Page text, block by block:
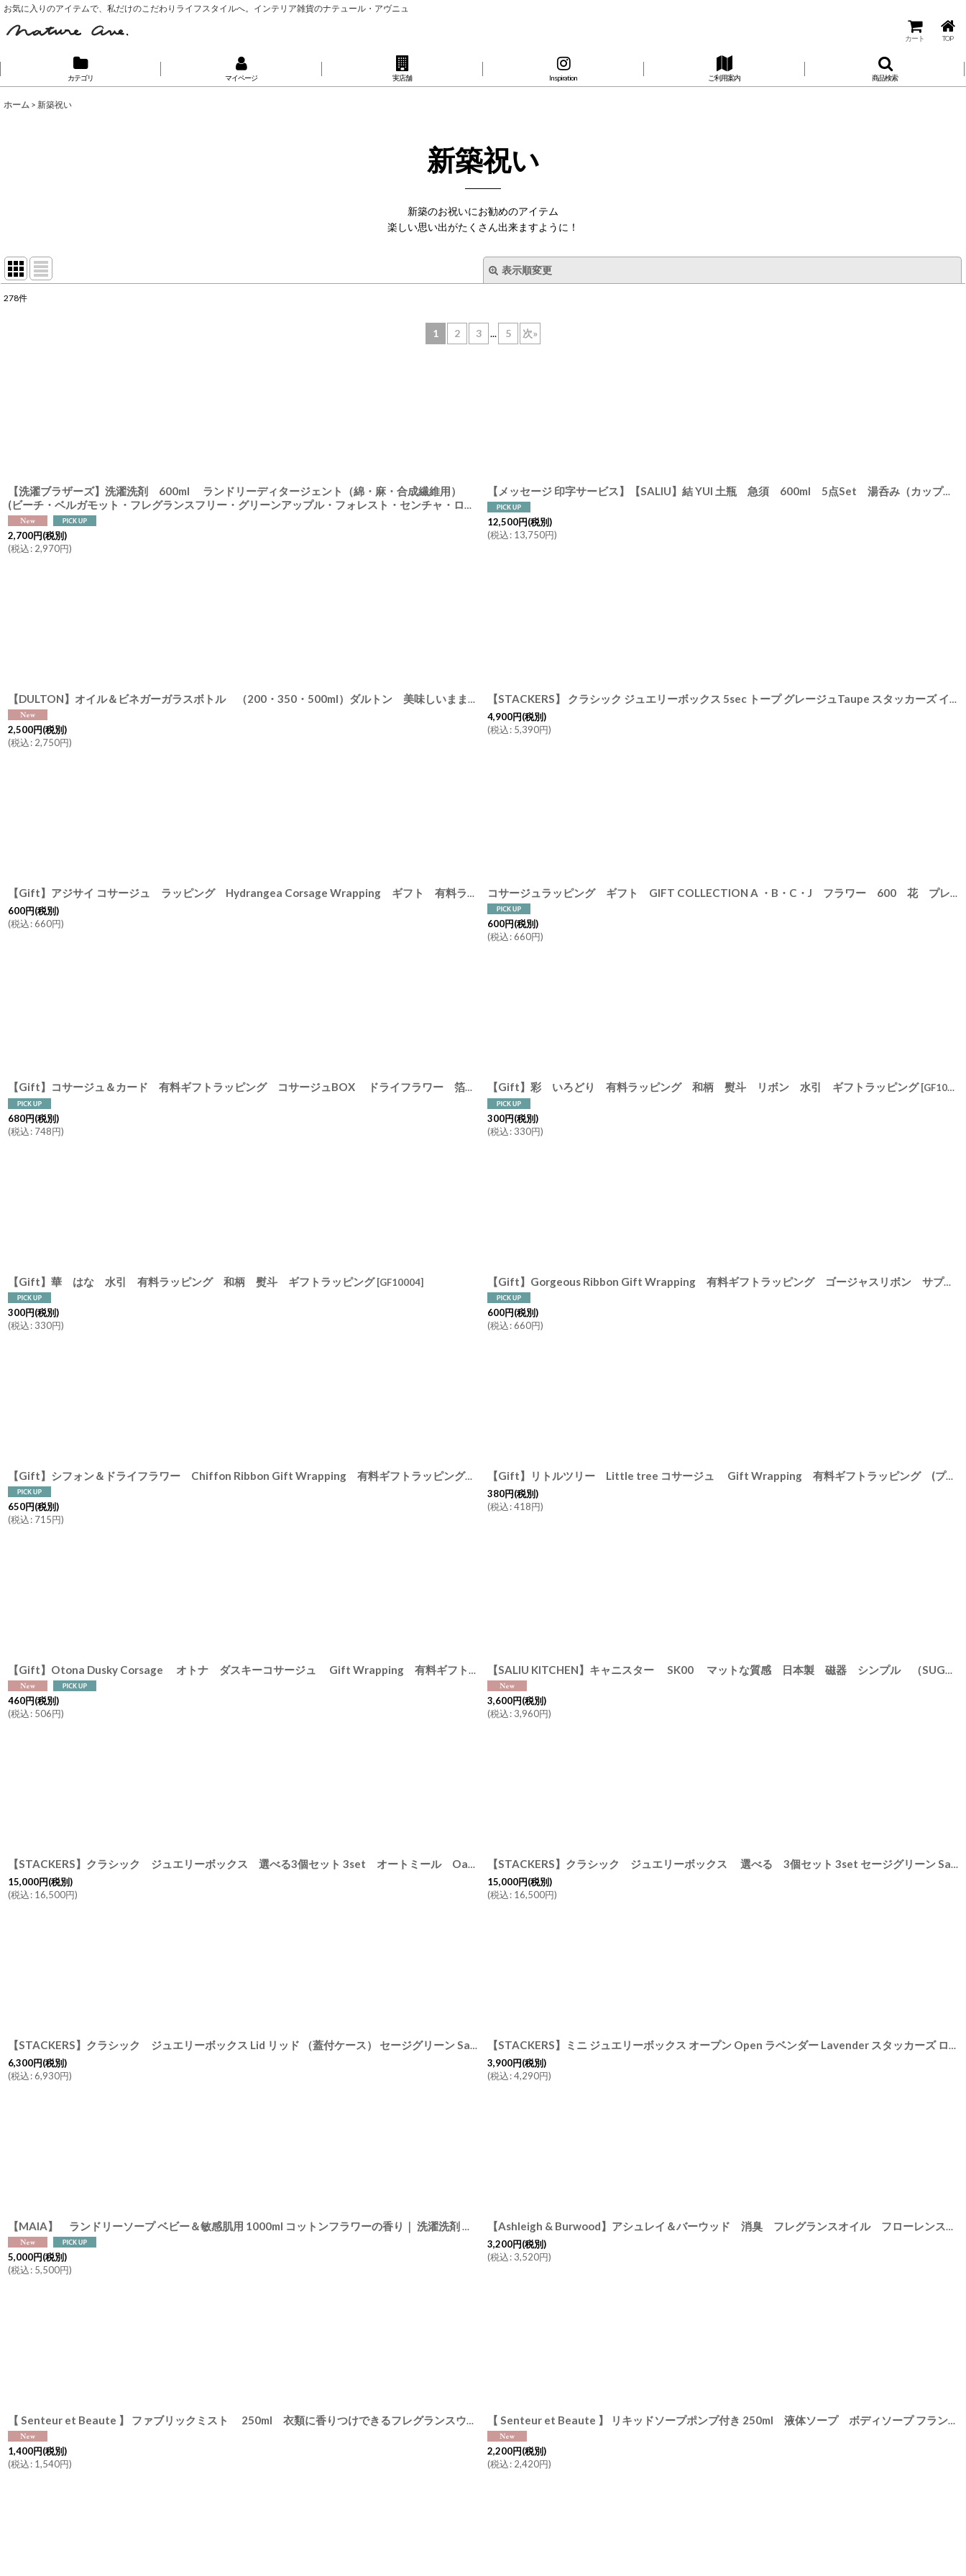
お気に入りのアイテムで、私だけのこだわりライフスタイルへ。インテリア雑貨のナテュール・アヴニュ
カート TOP
カテゴリ マイページ 実店舗 Inspiration ご利用案内 商品検索
ホーム > 新築祝い
新築祝い
新築のお祝いにお勧めのアイテム
楽しい思い出がたくさん出来ますように！
表示順変更
278件
1 2 3 ... 5 次»
【洗濯ブラザーズ】洗濯洗剤 600ml ランドリーディタージェント（綿・麻・合成繊維用）
(ビーチ・ベルガモット・フレグランスフリー・グリーンアップル・フォレスト・センチャ・ローズハーブ）LIVRER YOKOHAMA ランドリーソープ
2,700円(税別)
(税込: 2,970円)
【メッセージ 印字サービス】【SALIU】結 YUI 土瓶 急須 600ml 5点Set 湯呑み（カップ小） 山桜茶敷 茶托 ソーサー 墨 白 灰 日本製 美濃焼
12,500円(税別)
(税込: 13,750円)
【DULTON】オイル＆ビネガーガラスボトル （200・350・500ml）ダルトン 美味しいまま頂けるオイシイボトル 酸化防止 片手開閉 [R615-738]
2,500円(税別)
(税込: 2,750円)
【STACKERS】 クラシック ジュエリーボックス 5sec トープ グレージュTaupe スタッカーズ イギリス ロンドン
4,900円(税別)
(税込: 5,390円)
【Gift】アジサイ コサージュ ラッピング Hydrangea Corsage Wrapping ギフト 有料ラッピング フラワーコサージュ [GF10002]
600円(税別)
(税込:660円)
コサージュラッピング ギフト GIFT COLLECTION A ・B・C・J フラワー 600 花 プレゼント ギフトコレクション ラッピング
600円(税別)
(税込:660円)
【Gift】コサージュ＆カード 有料ギフトラッピング コサージュBOX ドライフラワー 箔押しカード クラフト紙 コットンリボン For you Thank you Happy Birthday [GF10005]
680円(税別)
(税込: 748円)
【Gift】彩 いろどり 有料ラッピング 和柄 熨斗 リボン 水引 ギフトラッピング [GF10003
300円(税別)
(税込: 330円)
【Gift】華 はな 水引 有料ラッピング 和柄 熨斗 ギフトラッピング [GF10004]
300円(税別)
(税込: 330円)
【Gift】Gorgeous Ribbon Gift Wrapping 有料ギフトラッピング ゴージャスリボン サプライズギフト
600円(税別)
(税込:660円)
【Gift】シフォン＆ドライフラワー Chiffon Ribbon Gift Wrapping 有料ギフトラッピング (ドライフラワー クラフト紙 シフォンリボン） [GF10007]
650円(税別)
(税込: 715円)
【Gift】リトルツリー Little tree コサージュ Gift Wrapping 有料ギフトラッピング (プリザーブドフラワー・リボン）
380円(税別)
(税込:418円)
【Gift】Otona Dusky Corsage オトナ ダスキーコサージュ Gift Wrapping 有料ギフトラッピング (プリザーブドフラワー・ドライフラワー・ゴールド紐） GF10009]
460円(税別)
(税込: 506円)
【SALIU KITCHEN】キャニスター SK00 マットな質感 日本製 磁器 シンプル （SUGAR SALT TEA COFFEE）ホワイト グレイ サリウキッチン
3,600円(税別)
(税込: 3,960円)
【STACKERS】クラシック ジュエリーボックス 選べる3個セット 3set オートミール Oatmeal スタッカーズ ロンドン UK [75613]
15,000円(税別)
(税込: 16,500円)
【STACKERS】クラシック ジュエリーボックス 選べる 3個セット 3set セージグリーン Sage Green スタッカーズ ロンドン UK
15,000円(税別)
(税込: 16,500円)
【STACKERS】クラシック ジュエリーボックス Lid リッド （蓋付ケース） セージグリーン Sage green スタッカーズ ロンドン イギリス [ 74510]
6,300円(税別)
(税込:6,930円)
【STACKERS】ミニ ジュエリーボックス オープン Open ラベンダー Lavender スタッカーズ ロンドン イギリス 収納
3,900円(税別)
(税込:4,290円)
【MAIA】 ランドリーソープ ベビー＆敏感肌用 1000ml コットンフラワーの香り｜ 洗濯洗剤 液体 赤ちゃん用 アレルゲンフリー 計量カップ付き マイア フランス製 [5606]
5,000円(税別)
(税込: 5,500円)
【Ashleigh & Burwood】アシュレイ＆バーウッド 消臭 フレグランスオイル フローレンス 500ml Florence イギリス製
3,200円(税別)
(税込: 3,520円)
【 Senteur et Beaute 】 ファブリックミスト 250ml 衣類に香りつけできるフレグランスウォーター フランス製 サンタール・エ・ボーテ（コットンリネン ホワイトティー リリーガーデニア）
1,400円(税別)
(税込: 1,540円)
【 Senteur et Beaute 】 リキッドソープポンプ付き 250ml 液体ソープ ボディソープ フランス製 サンタール・エ・ボーテ
2,200円(税別)
(税込: 2,420円)